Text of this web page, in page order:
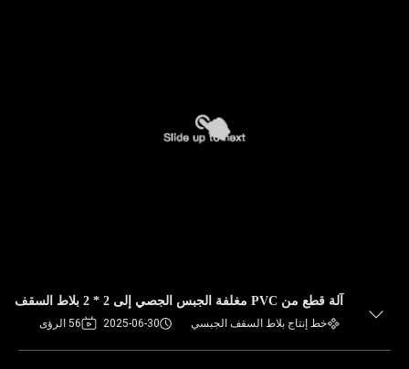
آلة قطع من PVC مغلفة الجبس الجصي إلى 2 * 2 بلاط السقف
خط إنتاج بلاط السقف الجبسي 2025-06-30 56 الرؤى